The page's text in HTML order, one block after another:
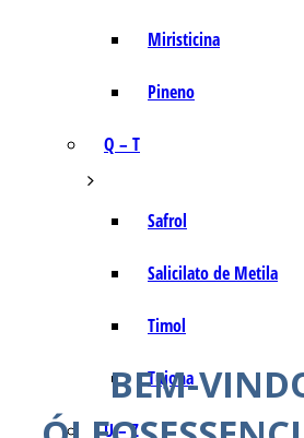
Miristicina
Pineno
Q – T
Safrol
Salicilato de Metila
Timol
Tujona
U – Z
BEM-